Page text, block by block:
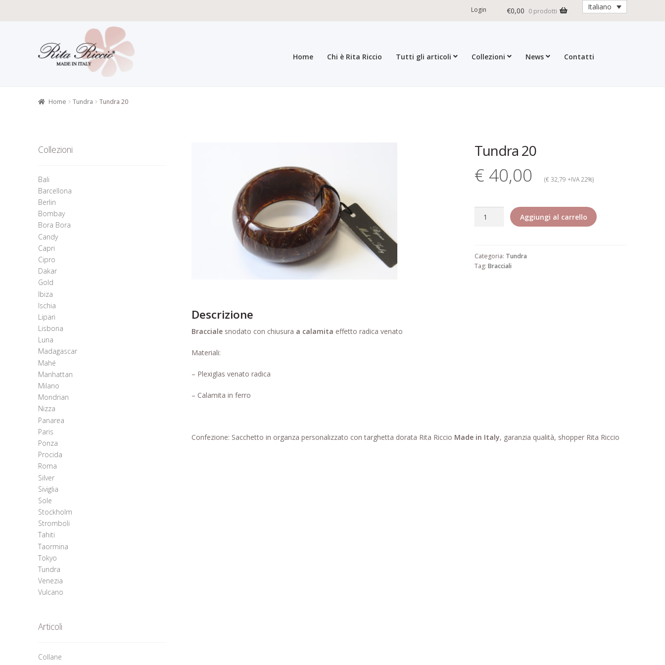
Login €0,00 0 prodotti Italiano
alla
navigazione
contenuto
Home Chi è Rita Riccio Tutti gli articoli Collezioni News
Contatti
Home Tundra Tundra 20
Tundra 20
€ 40,00 (€ 32,79 +IVA 22%)
Aggiungi al carrello
Categoria: Tundra
Tag:Bracciali
Descrizione
Bracciale snodato con chiusura a calamita effetto radica venato
Materiali:
– Plexiglas venato radica
– Calamita in ferro
Confezione: Sacchetto in organza personalizzato con targhetta dorata Rita Riccio Made in Italy, garanzia qualità, shopper Rita Riccio
Collezioni
Bali
Barcellona
Berlin
Bombay
Bora Bora
Candy
Capri
Cipro
Dakar
Gold
Ibiza
Ischia
Lipari
Lisbona
Luna
Madagascar
Mahé
Manhattan
Milano
Mondrian
Nizza
Panarea
Paris
Ponza
Procida
Roma
Silver
Siviglia
Sole
Stockholm
Stromboli
Tahiti
Taormina
Tokyo
Tundra
Venezia
Vulcano
Articoli
Collane